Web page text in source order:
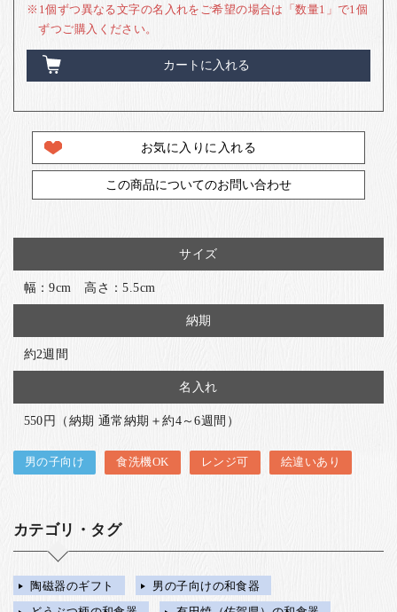
※1個ずつ異なる文字の名入れをご希望の場合は「数量1」で1個
ずつご購入ください。
カートに入れる
お気に入りに入れる
この商品についてのお問い合わせ
サイズ
幅：9cm 高さ：5.5cm
納期
約2週間
名入れ
550円（納期 通常納期＋約4～6週間）
男の子向け 食洗機OK レンジ可 絵違いあり
カテゴリ・タグ
陶磁器のギフト
男の子向けの和食器